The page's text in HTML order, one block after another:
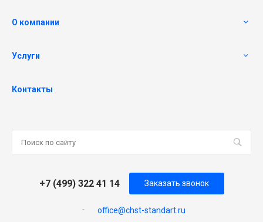
О компании
Услуги
Контакты
+7 (499) 322 41 14
office@chst-standart.ru
Заказать звонок